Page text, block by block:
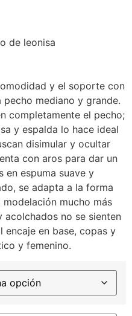
de leonisa
y el soporte con
mediano y grande.
completamente el pecho;
y espalda lo hace ideal
disimular y ocultar
con aros para dar un
en espuma suave y
se adapta a la forma
mucho más
acolchados no se sienten
encaje en base, copas y
y femenino.